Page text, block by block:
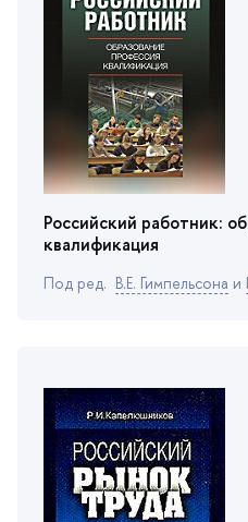
Российский работник:
квалификация
Под ред. .Е. Гимпельсона и